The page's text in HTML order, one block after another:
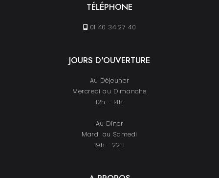
TÉLÉPHONE
01 40 34 27 40
JOURS D'OUVERTURE
Au Déjeuner
Mercredi au Dimanche
12h - 14h
Au Dîner
Mardi au Samedi
19h - 22H